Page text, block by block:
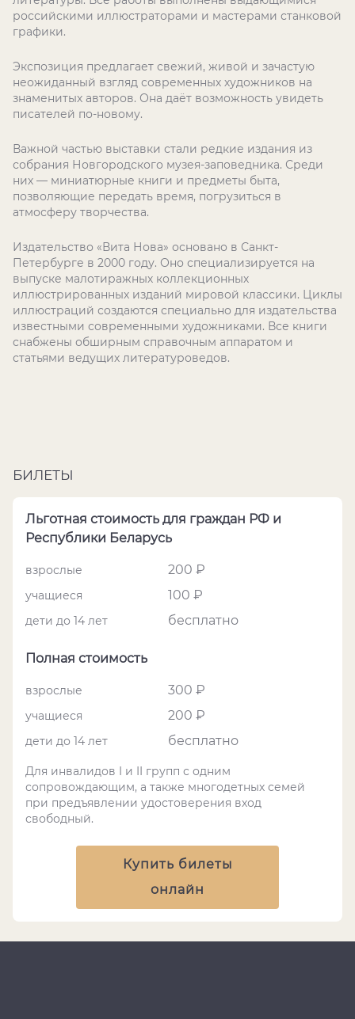
российскими иллюстраторами и мастерами станковой
графики.
Экспозиция предлагает свежий, живой и зачастую
неожиданный взгляд современных художников на
знаменитых авторов. Она даёт возможность увидеть
писателей по-новому.
Важной частью выставки стали редкие издания из
собрания Новгородского музея-заповедника. Среди
них — миниатюрные книги и предметы быта,
позволяющие передать время, погрузиться в
атмосферу творчества.
Издательство «Вита Нова» основано в Санкт-
Петербурге в 2000 году. Оно специализируется на
выпуске малотиражных коллекционных
иллюстрированных изданий мировой классики. Циклы
иллюстраций создаются специально для издательства
известными современными художниками. Все книги
снабжены обширным справочным аппаратом и
статьями ведущих литературоведов.
БИЛЕТЫ
Льготная стоимость для граждан РФ и
Республики Беларусь
взрослые 200 ₽
учащиеся 100 ₽
дети до 14 лет бесплатно
Полная стоимость
взрослые 300 ₽
учащиеся 200 ₽
дети до 14 лет бесплатно
Для инвалидов I и II групп с одним
сопровождающим, а также многодетных семей
при предъявлении удостоверения вход
свободный.
Купить билеты
онлайн